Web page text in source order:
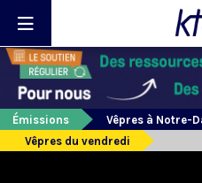
Émissions
Vêpres à Notre-
Vêpres du vendredi